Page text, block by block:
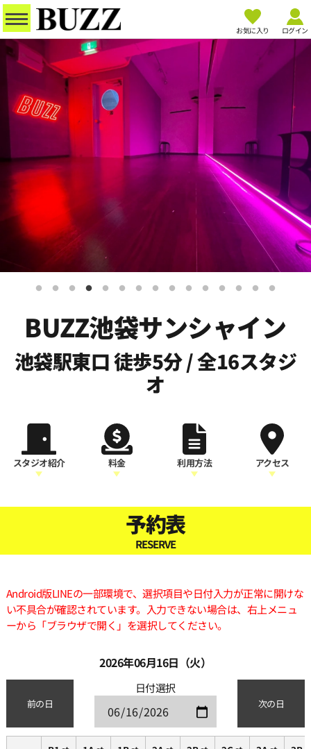
お気に入り ログイン
BUZZ池袋サンシャイン
池袋駅東口 徒歩5分 / 全16スタジ
オ
スタジオ紹介 料金 利用方法 アクセス
予約表
RESERVE
Android版LINEの一部環境で、選択項目や日付入力が正常に開けな
い不具合が確認されています。入力できない場合は、右上メニュ
ーから「ブラウザで開く」を選択してください。
2026年06月16日（火）
前の日
日付選択
次の日